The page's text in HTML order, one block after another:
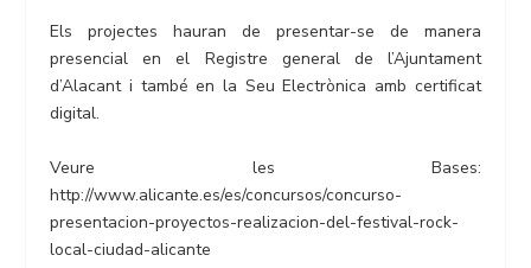
Els projectes hauran de presentar-se de manera
presencial en el Registre general de l’Ajuntament
d’Alacant i també en la Seu Electrònica amb certificat
digital.
Veure les Bases:
http://www.alicante.es/es/concursos/concurso-
presentacion-proyectos-realizacion-del-festival-rock-
local-ciudad-alicante